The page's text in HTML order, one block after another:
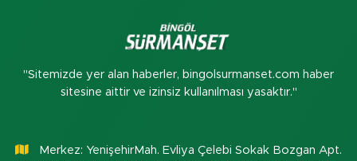
"Sitemizde yer alan haberler, bingolsurmanset.com haber
sitesine aittir ve izinsiz kullanılması yasaktır."
Merkez: YenişehirMah. Evliya Çelebi Sokak Bozgan Apt.